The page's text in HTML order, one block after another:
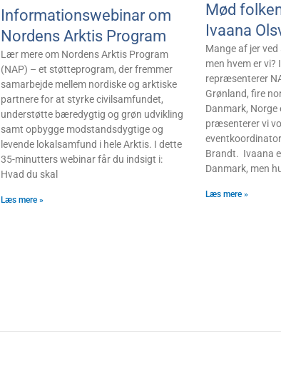
Informationswebinar om
Nordens Arktis Program
Lær mere om Nordens Arktis Program
(NAP) – et støtteprogram, der fremmer
samarbejde mellem nordiske og arktiske
partnere for at styrke civilsamfundet,
understøtte bæredygtig og grøn udvikling
samt opbygge modstandsdygtige og
levende lokalsamfund i hele Arktis. I dette
35-minutters webinar får du indsigt i:
Hvad du skal
Læs mere »
Mød
Ivaana
Mange af jer ved
men hvem er vi?
repræsenterer
Grønland, fire
Danmark, Norge
præsenterer vi
Brandt. Ivaana
Danmark, men
Læs mere »